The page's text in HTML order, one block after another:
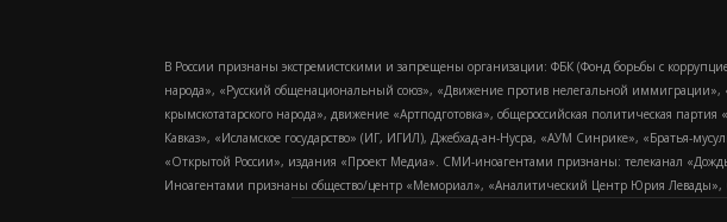
В России признаны экстремистскими и запрещены организации: ФБК (Фонд борьбы с
народа», «Русский общенациональный союз», «Движение против нелегальной
крымскотатарского народа», движение «Артподготовка», общероссийская политическая
Кавказ», «Исламское государство» (ИГ, ИГИЛ), Джебхад-ан-Нусра, «АУМ Синрике», «Братья-
«Открытой России», издания «Проект Медиа». СМИ-иноагентами признаны: телеканал
Иноагентами признаны общество/центр «Мемориал», «Аналитический Центр Юрия Левады»,